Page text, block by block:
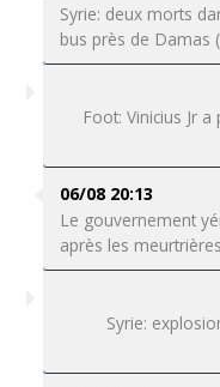
Syrie: deux morts
bus près de Damas
Foot: Vinicius Jr
06/08 20:13
Le gouvernement
après les
Syrie: